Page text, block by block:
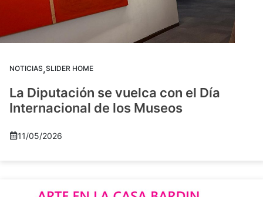
NOTICIAS,SLIDER HOME
La Diputación se vuelca con el Día
Internacional de los Museos
11/05/2026